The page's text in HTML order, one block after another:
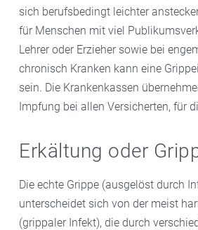
sich berufsbedingt leichter
für Menschen mit viel
Lehrer oder Erzieher sowie bei
chronisch Kranken kann eine
sein. Die Krankenkassen
Impfung bei allen Versicherten, für
Erkältung oder
Die echte Grippe (ausgelöst durch
unterscheidet sich von der meist
(grippaler Infekt), die durch